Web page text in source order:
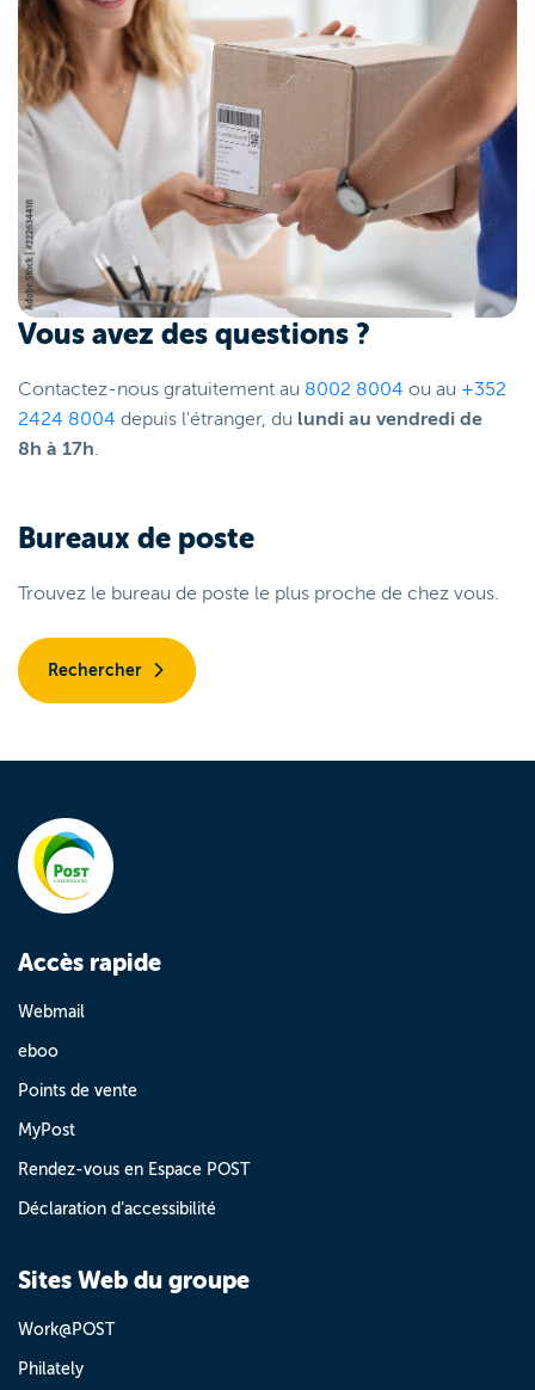
Vous avez des questions ?
Contactez-nous gratuitement au 8002 8004 ou au +352
2424 8004 depuis l'étranger, du lundi au vendredi de
8h à 17h.
Bureaux de poste
Trouvez le bureau de poste le plus proche de chez vous.
Rechercher
Accès rapide
Webmail
eboo
Points de vente
MyPost
Rendez-vous en Espace POST
Déclaration d’accessibilité
Sites Web du groupe
Work@POST
Philately